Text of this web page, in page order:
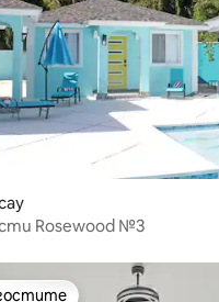
Rosewood №3